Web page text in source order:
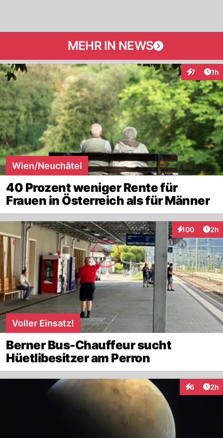
MEHR IN NEWS
7 1h
Wien/Neuchâtel
40 Prozent weniger Rente für
Frauen in Österreich als für Männer
100
Interaktionen
2h
Voller Einsatz!
Berner Bus-Chauffeur sucht
Hüetlibesitzer am Perron
6 2h